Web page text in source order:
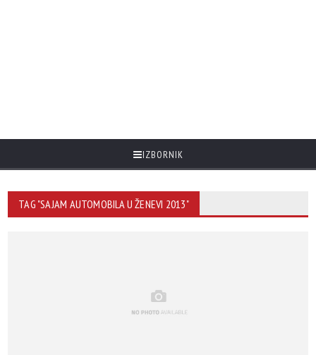
IZBORNIK
TAG "SAJAM AUTOMOBILA U ŽENEVI 2013"